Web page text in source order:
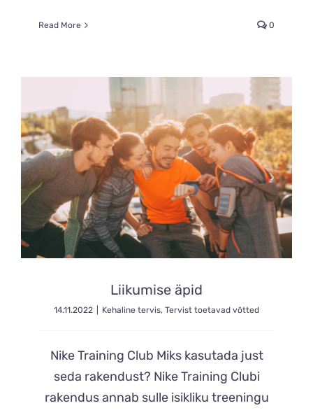
Read More 0
Liikumise äpid
14.11.2022 Kehaline tervis, Tervist toetavad võtted
Nike Training Club Miks kasutada just
seda rakendust? Nike Training Clubi
rakendus annab sulle isikliku treeningu